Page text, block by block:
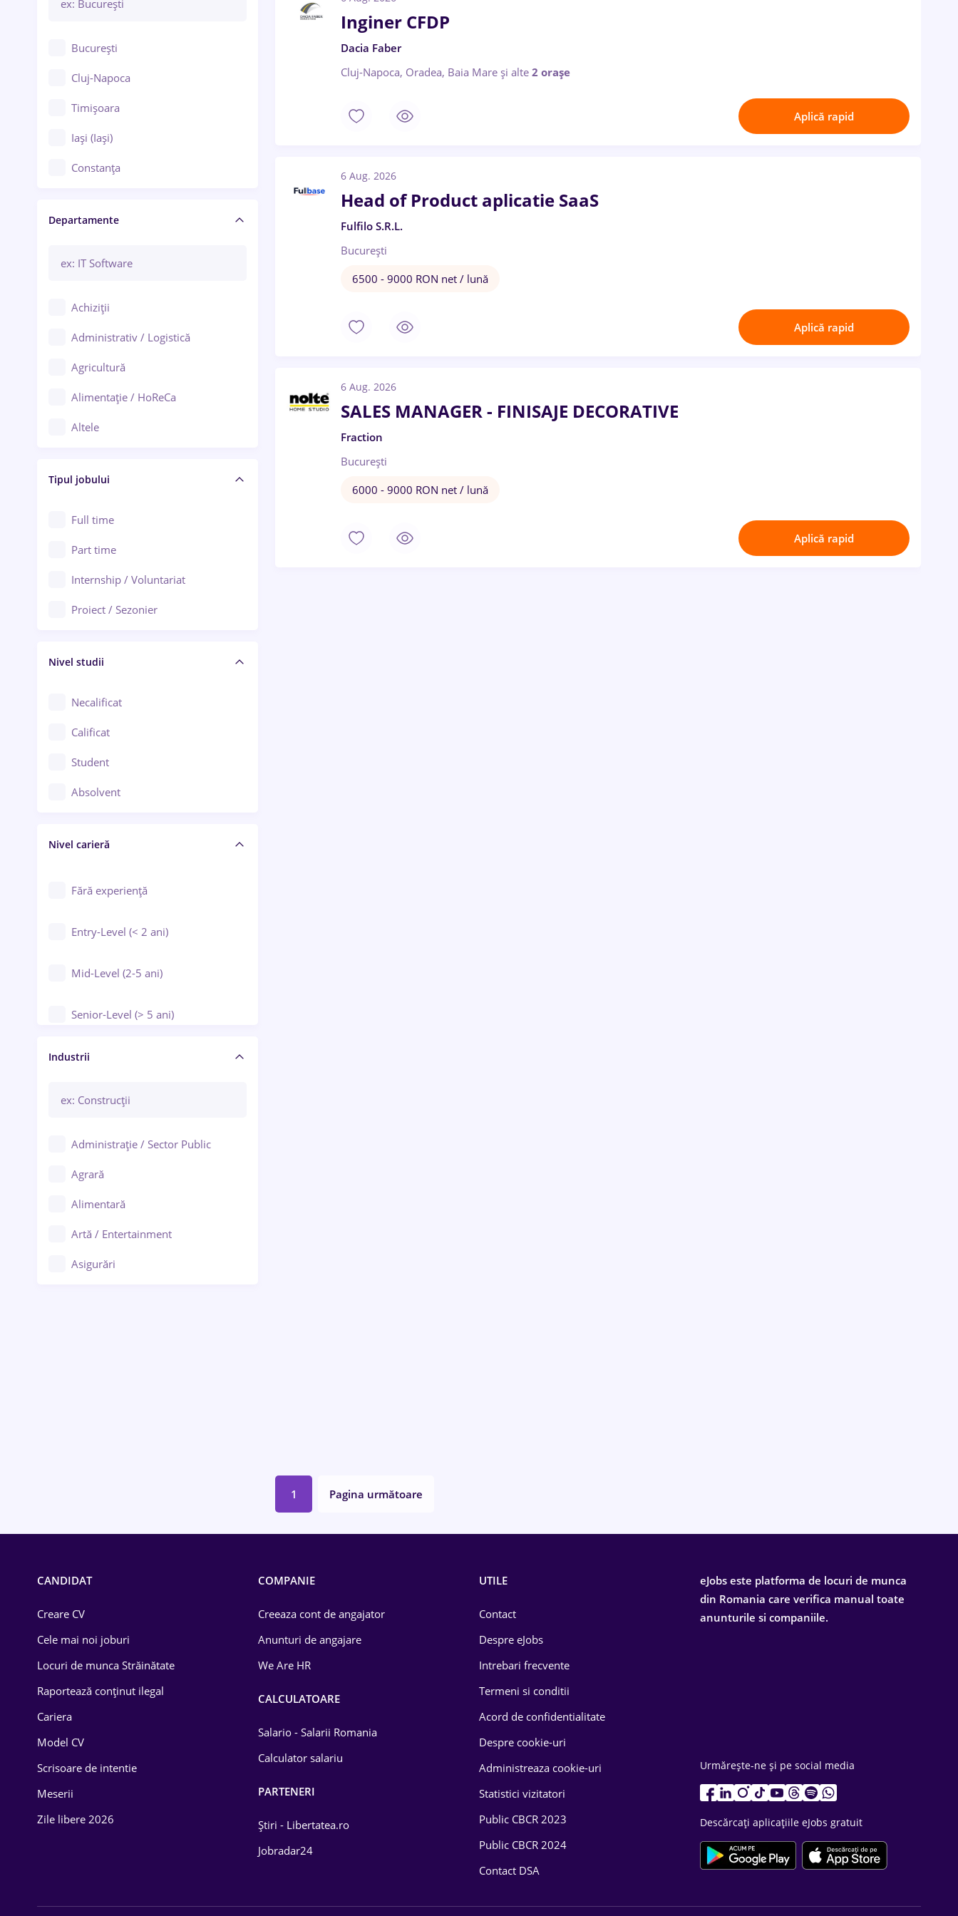
București
Cluj-Napoca
Timișoara
Iași (Iași)
Constanța
Brașov
Bacău
Galați (Galați)
Ploiești
Arad
Baia Mare
Bârlad
Bistrița (Bistrița-Năsăud)
Departamente
Achiziții
Administrativ / Logistică
Agricultură
Alimentație / HoReCa
Altele
Asigurări
Au pair / Babysitter / Curățenie
Audit / Consultanță
Auto / Echipamente
Automatizări
Cercetare - dezvoltare
Chimie / Biochimie
Confecții / Design vestimentar
Construcții / Instalații
Controlul calității
Educație / Training / Arte
Tipul jobului
Full time
Part time
Internship / Voluntariat
Proiect / Sezonier
Nivel studii
Necalificat
Calificat
Student
Absolvent
Nivel carieră
Fără experiență
Entry-Level (< 2 ani)
Mid-Level (2-5 ani)
Senior-Level (> 5 ani)
Manager / Executiv
Industrii
Administrație / Sector Public
Agrară
Alimentară
Artă / Entertainment
Asigurări
Farma
Media / Internet
Inginer CFDP
Dacia Faber
Cluj-Napoca, Oradea, Baia Mare și alte 2 orașe
Aplică rapid
6 Aug. 2026
Head of Product aplicatie SaaS
Fulfilo S.R.L.
București
6500 - 9000 RON net / lună
Aplică rapid
6 Aug. 2026
SALES MANAGER - FINISAJE DECORATIVE
Fraction
București
6000 - 9000 RON net / lună
Aplică rapid
1 Pagina următoare
CANDIDAT
Creare CV
Cele mai noi joburi
Locuri de munca Străinătate
Raportează conținut ilegal
Cariera
Model CV
Scrisoare de intentie
Meserii
Zile libere 2026
COMPANIE
Creeaza cont de angajator
Anunturi de angajare
We Are HR
CALCULATOARE
Salario - Salarii Romania
Calculator salariu
PARTENERI
Știri - Libertatea.ro
Jobradar24
UTILE
Contact
Despre eJobs
Intrebari frecvente
Termeni si conditii
Acord de confidentialitate
Despre cookie-uri
Administreaza cookie-uri
Statistici vizitatori
Public CBCR 2023
Public CBCR 2024
Contact DSA
eJobs este platforma de locuri de munca
din Romania care verifica manual toate
anunturile si companiile.
Urmărește-ne și pe social media
Descărcați aplicațiile eJobs gratuit